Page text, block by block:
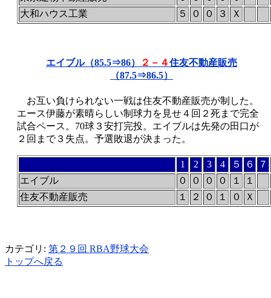
大和ハウス工業
５ ０ ０ ３ Ｘ
エイブル（85.5⇒86） ２－４住友不動産販売
（87.5⇒86.5）
お互い負けられない一戦は住友不動産販売が制した。
エース伊藤が素晴らしい制球力を見せ４回２死まで完全
試合ペース。70球３安打完投。エイブルは先発の田口が
２回まで３失点。予選敗退が決まった。
1 2 3 4 ５ ６
７
エイブル
０ ０ ０ ０ １
１
住友不動産販売
１ ２ ０ １ ０ Ｘ
カテゴリ: 第２９回 RBA野球大会
トップへ戻る